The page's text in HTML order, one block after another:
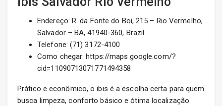
Endereço: R. da Fonte do Boi, 215 – Rio Vermelho,
Salvador – BA, 41940-360, Brazil
Telefone: (71) 3172-4100
Como chegar: https://maps.google.com/?
cid=11090713071771494358
Prático e econômico, o ibis é a escolha certa para quem
busca limpeza, conforto básico e ótima localização